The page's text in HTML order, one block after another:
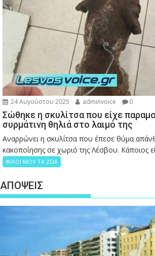
24 Αυγούστου 2025 adminvoice 0
Σώθηκε η σκυλίτσα που είχε
συρμάτινη θηλιά στο λαιμό της
Αναρρώνει η σκυλίτσα που έπεσε θύμα
κακοποίησης σε χωριό της Λέσβου. Κάποιος
ΦΙΛΟΙ ΜΟΥ ΤΑ ΖΩΑ
ΑΠΟΨΕΙΣ